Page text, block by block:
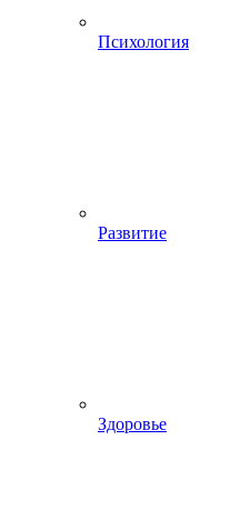
Психология
Развитие
Здоровье